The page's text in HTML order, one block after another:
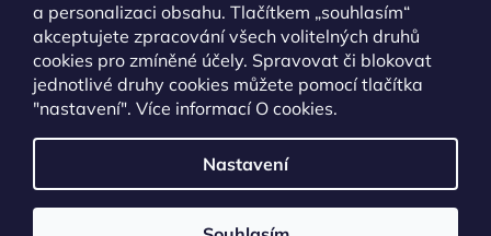
a personalizaci obsahu. Tlačítkem „souhlasím“
akceptujete zpracování všech volitelných druhů
cookies pro zmíněné účely. Spravovat či blokovat
jednotlivé druhy cookies můžete pomocí tlačítka
"nastavení". Více informací O cookies.
Nastavení
ARCHIV
Vytvořil Shoptet